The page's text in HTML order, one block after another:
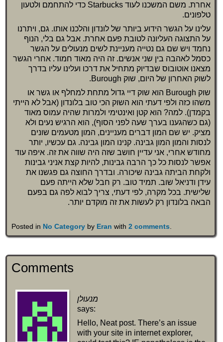
אחרת. משם המשכנו לעוד Starbucks כדי להתחמם ולטעון
טלפונים.
עלינו על הגשר הידוע ביותר של לונדון והלכנו אותו. גם, ויתרנו
על התצוגה העליונה לטובת פעם אחרת. אבל גם בלי, הנוף
נחמד ויש שם גם נטייה מעניינת לשים מנעולים על הגשר
כסמל לאהבה בין שני אנשים. זה היה מאוד חמוד. אחרי הגשר
מצאנו אוטובוס שבדיוק מתחיל את דרכו ועלינו עליו בדרך
לשוק האחרון של היום, שוק Burough.
שוק Burough הוא שוק דיי גדול מתחת למחלף או גשר או
משהו כזה ולפי דעתי הוא השוק הכי טוב בלונדון (אבל לא הייתי
בקמדן). למה? הוא קטן ואינטימי ולמרות שהיה עמוס מאוד
(גם כשהגענו בערך שעה לפני הסוף), הוא הרגיש נעים ולא
מציק. יש שם המון דברים מעניינים, המון מטעמים שונים
לנסות והמון המון גבינה. קנינו המון גבינה. גם עכשיו, יותר
מחודש אחרי, אני עדיין חושב שזה היה שווה את זה. איפה עוד
אפשר לנסות כל כך הרבה גבינות, להיות קצת אניני גבינות
ולקחת הביתה גבינה שיכורה. ובדרך החוצה גם פגשנו את
עידן ודניאל שוב. תמיד טוב. רק חבל שלא הייתה פעם
שלישית. בכל מקרה, לפי דעתי, צריך לבוא לפה גם בפעם
הבאה בלונדון רק לעשות את זה מוקדם יותר.
Posted in No Categoryby Eran with 2 comments
Comments
מנעולן
says:
Hello, Neat post. There’s an issue
with your site in internet explorer,